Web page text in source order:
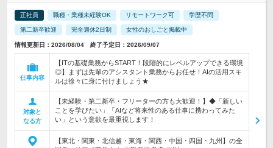
正社員 職種・業種未経験OK リモートワーク可 学歴不問
第二新卒歓迎 完全週休2日制 女性のおしごと掲載中
情報更新日：2026/08/04 終了予定日：2026/09/07
仕事内容
【ITの基礎業務からSTART！段階的にレベルアップできる環境
◎】まずは先輩のアシスタント業務からお任せ！AIの活用スキ
ルは徐々に身に付けましょう★
対象と
なる方
【未経験・第二新卒・フリーターの方も大歓迎！】◆「新しい
ことを学びたい」「AIなど将来性のある仕事に携わってみた
い」という意欲を最重視します！
【東北・関東・北信越・東海・関西・中国・四国・九州】の全